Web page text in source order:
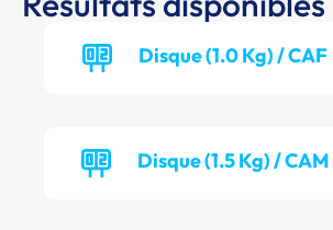
Disque (1.0 Kg) / CAF
Disque (1.5 Kg) / CAM